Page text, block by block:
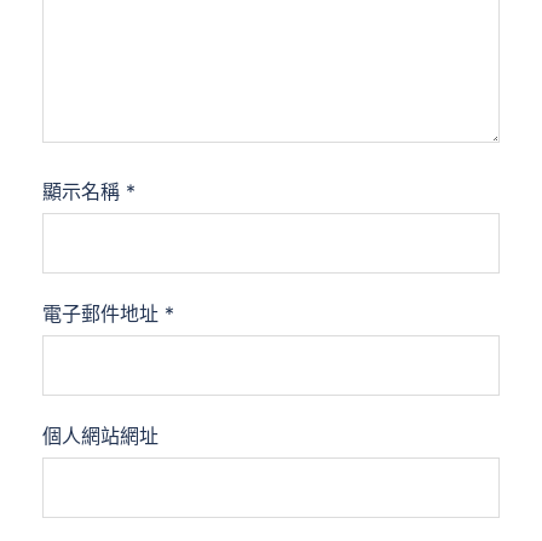
顯示名稱 *
電子郵件地址 *
個人網站網址